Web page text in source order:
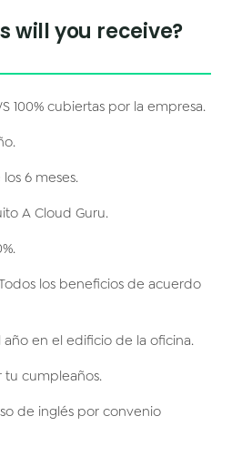
will you receive?
100% cubiertas por la empresa.
6 meses.
A Cloud Guru.
los beneficios de acuerdo
en el edificio de la oficina.
tu cumpleaños.
de inglés por convenio